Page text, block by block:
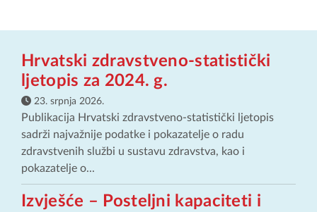
Hrvatski zdravstveno-statistički
ljetopis za 2024. g.
23. srpnja 2026.
Publikacija Hrvatski zdravstveno-statistički ljetopis
sadrži najvažnije podatke i pokazatelje o radu
zdravstvenih službi u sustavu zdravstva, kao i
pokazatelje o...
Izvješće – Posteljni kapaciteti i